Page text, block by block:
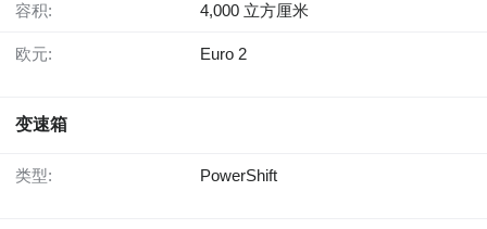
容积: 4,000 立方厘米
欧元: Euro 2
变速箱
类型: PowerShift